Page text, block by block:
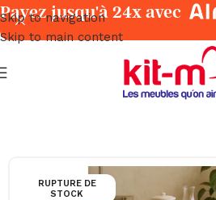
Skip to navigation
Skip to main content
Ensembles Cuisine
RUPTURE DE
STOCK
Payez jusqu'à 24x avec